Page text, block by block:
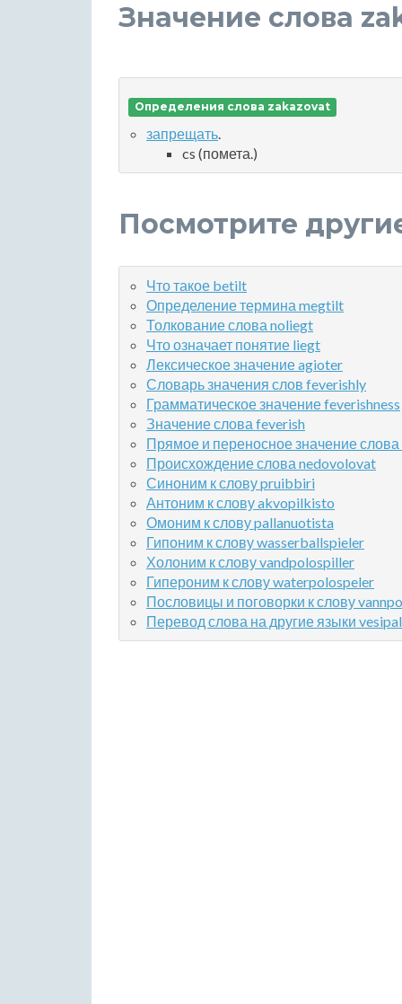
Значение слова
Определения слова zakazovat
запрещать.
cs (помета.)
Посмотрите
Что такое betilt
Определение термина megtilt
Толкование слова noliegt
Что означает понятие liegt
Лексическое значение agioter
Словарь значения слов feverishly
Грамматическое значение feverishness
Значение слова feverish
Прямое и переносное значение слова
Происхождение слова nedovolovat
Синоним к слову pruibbiri
Антоним к слову akvopilkisto
Омоним к слову pallanuotista
Гипоним к слову wasserballspieler
Холоним к слову vandpolospiller
Гипероним к слову waterpolospeler
Пословицы и поговорки к слову
Перевод слова на другие языки